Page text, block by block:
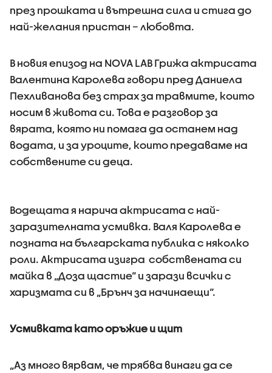
през прошката и вътрешна сила и стига до
най-желания пристан – любовта.
В новия епизод на NOVA LAB Грижа актрисата
Валентина Каролева говори пред Даниела
Пехливанова без страх за травмите, които
носим в живота си. Това е разговор за
вярата, която ни помага да останем над
водата, и за уроците, които предаваме на
собствените си деца.
Водещата я нарича актрисата с най-
заразителната усмивка. Валя Каролева е
позната на българската публика с няколко
роли. Актрисата изигра собствената си
майка в „Доза щастие“ и зарази всички с
харизмата си в „Брънч за начинаещи“.
Усмивката като оръжие и щит
„Аз много вярвам, че трябва винаги да се